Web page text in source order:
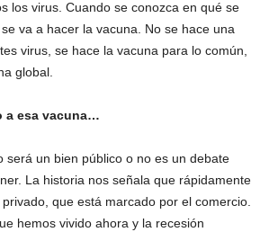
los virus. Cuando se conozca en qué se
va a hacer la vacuna. No se hace una
virus, se hace la vacuna para lo común,
global.
a esa vacuna…
será un bien público o no es un debate
La historia nos señala que rápidamente
que está marcado por el comercio.
hemos vivido ahora y la recesión